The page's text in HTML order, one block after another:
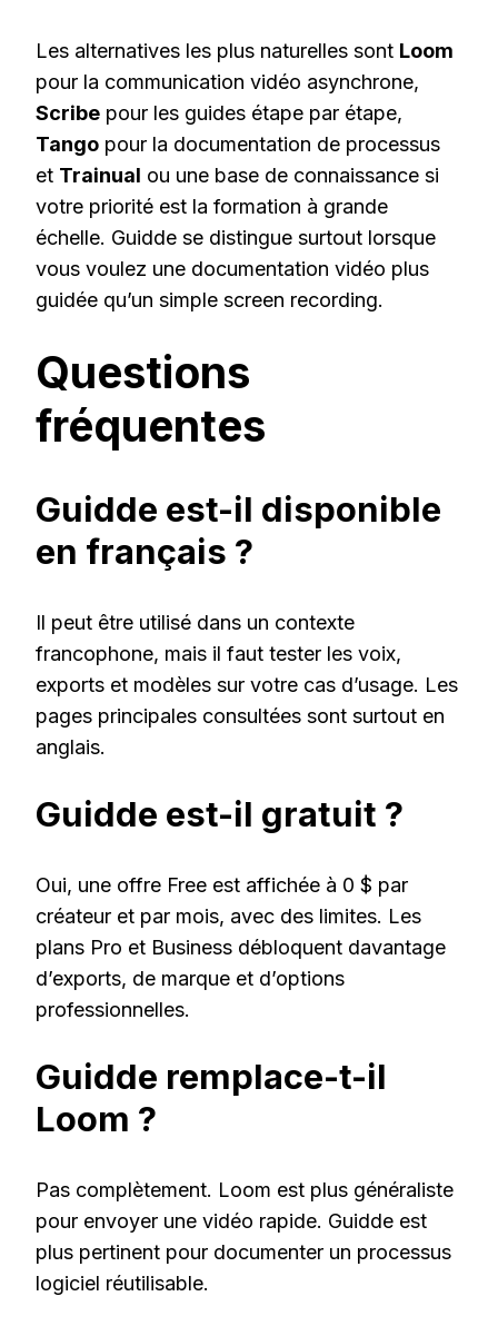
Les alternatives les plus naturelles sont Loom
pour la communication vidéo asynchrone,
Scribe pour les guides étape par étape,
Tango pour la documentation de processus
et Trainual ou une base de connaissance si
votre priorité est la formation à grande
échelle. Guidde se distingue surtout lorsque
vous voulez une documentation vidéo plus
guidée qu’un simple screen recording.
Questions
fréquentes
Guidde est-il disponible
en français ?
Il peut être utilisé dans un contexte
francophone, mais il faut tester les voix,
exports et modèles sur votre cas d’usage. Les
pages principales consultées sont surtout en
anglais.
Guidde est-il gratuit ?
Oui, une offre Free est affichée à 0 $ par
créateur et par mois, avec des limites. Les
plans Pro et Business débloquent davantage
d’exports, de marque et d’options
professionnelles.
Guidde remplace-t-il
Loom ?
Pas complètement. Loom est plus généraliste
pour envoyer une vidéo rapide. Guidde est
plus pertinent pour documenter un processus
logiciel réutilisable.